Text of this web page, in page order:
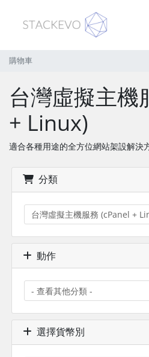
購物車
台灣虛擬主機
+ Linux)
適合各種用途的全方位網站架設解決方
分類
動作
選擇貨幣別